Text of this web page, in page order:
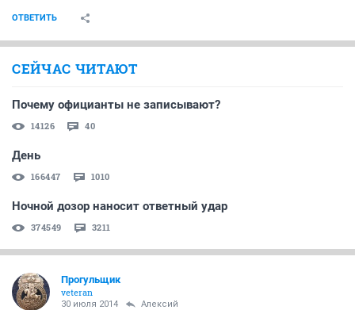
ОТВЕТИТЬ
СЕЙЧАС ЧИТАЮТ
Почему официанты не записывают?
14126 40
День
166447 1010
Ночной дозор наносит ответный удар
374549 3211
Прогульщик
veteran
30 июля 2014 Алексий